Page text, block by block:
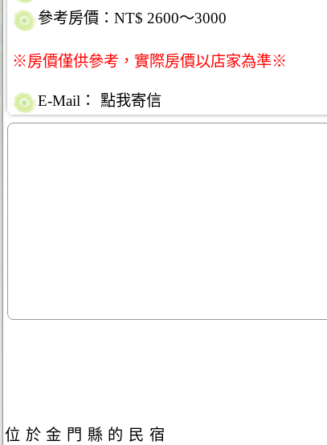
參考房價：NT$ 2600～3000
※房價僅供參考，實際房價以店家為準※
E-Mail： 點我寄信
位於金門縣的民宿